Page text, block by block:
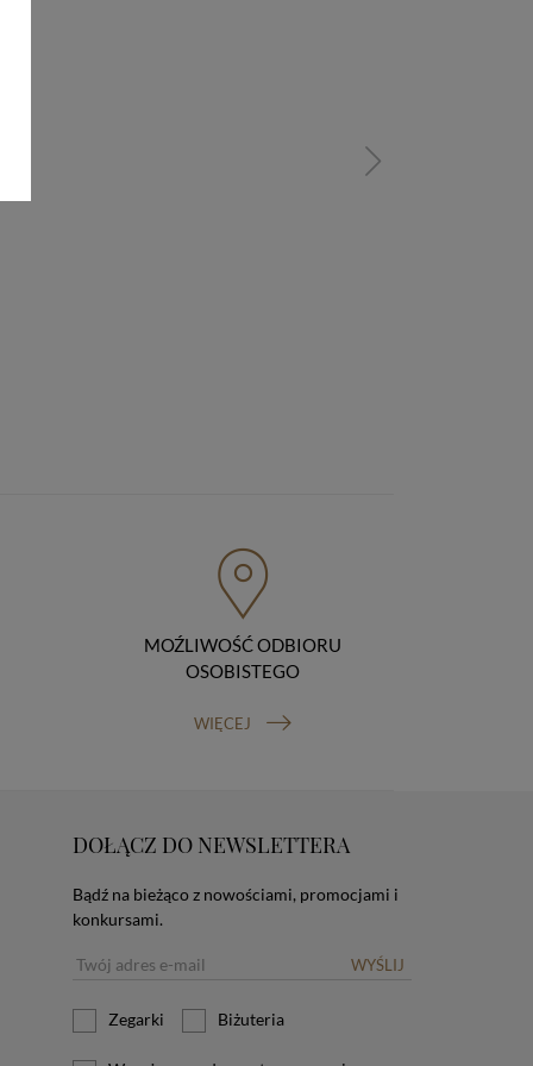
MOŹLIWOŚĆ ODBIORU
OSOBISTEGO
WIĘCEJ
DOŁĄCZ DO NEWSLETTERA
Bądź na bieżąco z nowościami, promocjami i
konkursami.
WYŚLIJ
Zegarki Biżuteria